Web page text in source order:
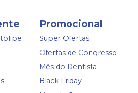
Promocional
Super Ofertas
Ofertas de Congresso
Mês do Dentista
Black Friday